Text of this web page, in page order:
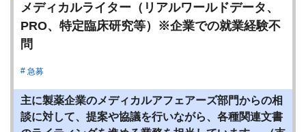
メディカルライター（リアルワールドデータ、
PRO、特定臨床研究等）※企業での就業経験不
問
急募
主に製薬企業のメディカルアフェアーズ部門からの相
談に対して、提案や協議を行いながら、各種関連文書